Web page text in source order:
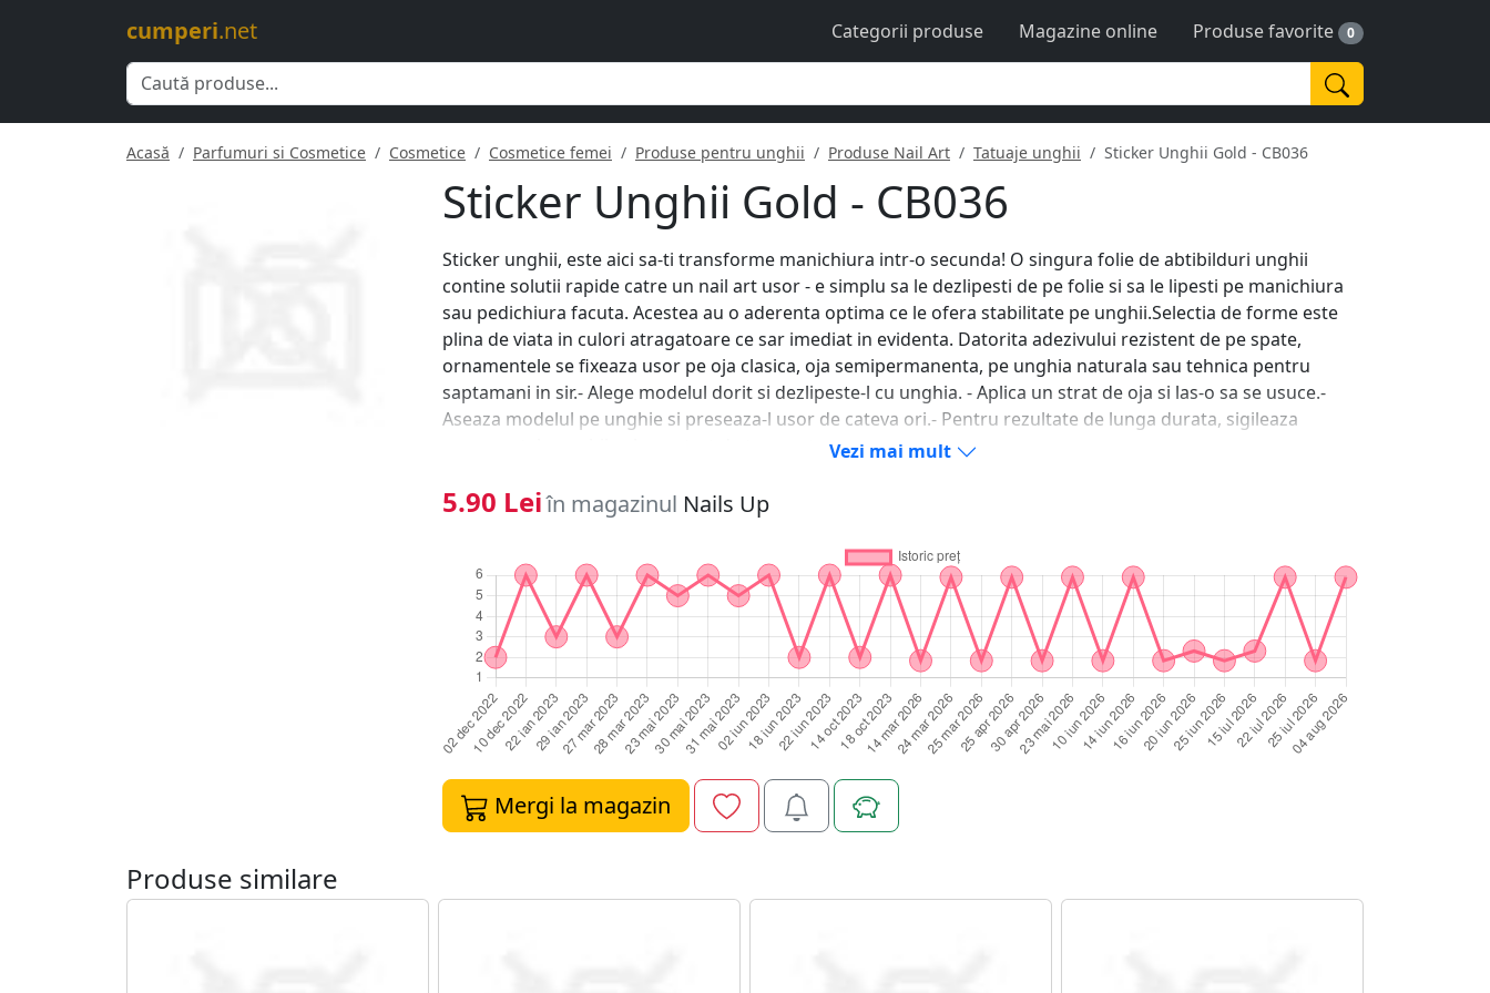
cumperi.net Categorii produse Magazine online Produse favorite 0
Acasă Parfumuri si Cosmetice Cosmetice Cosmetice femei Produse pentru unghii Produse Nail Art Tatuaje unghii Sticker Unghii Gold - CB036
Sticker Unghii Gold - CB036
Sticker unghii, este aici sa-ti transforme manichiura intr-o secunda! O singura folie de abtibilduri unghii
contine solutii rapide catre un nail art usor - e simplu sa le dezlipesti de pe folie si sa le lipesti pe manichiura
sau pedichiura facuta. Acestea au o aderenta optima ce le ofera stabilitate pe unghii.Selectia de forme este
plina de viata in culori atragatoare ce sar imediat in evidenta. Datorita adezivului rezistent de pe spate,
ornamentele se fixeaza usor pe oja clasica, oja semipermanenta, pe unghia naturala sau tehnica pentru
saptamani in sir.- Alege modelul dorit si dezlipeste-l cu unghia. - Aplica un strat de oja si las-o sa se usuce.-
Aseaza modelul pe unghie si preseaza-l usor de cateva ori.- Pentru rezultate de lunga durata, sigileaza
Vezi mai mult
5.90 Leiîn magazinul Nails Up
Mergi la magazin
Produse similare